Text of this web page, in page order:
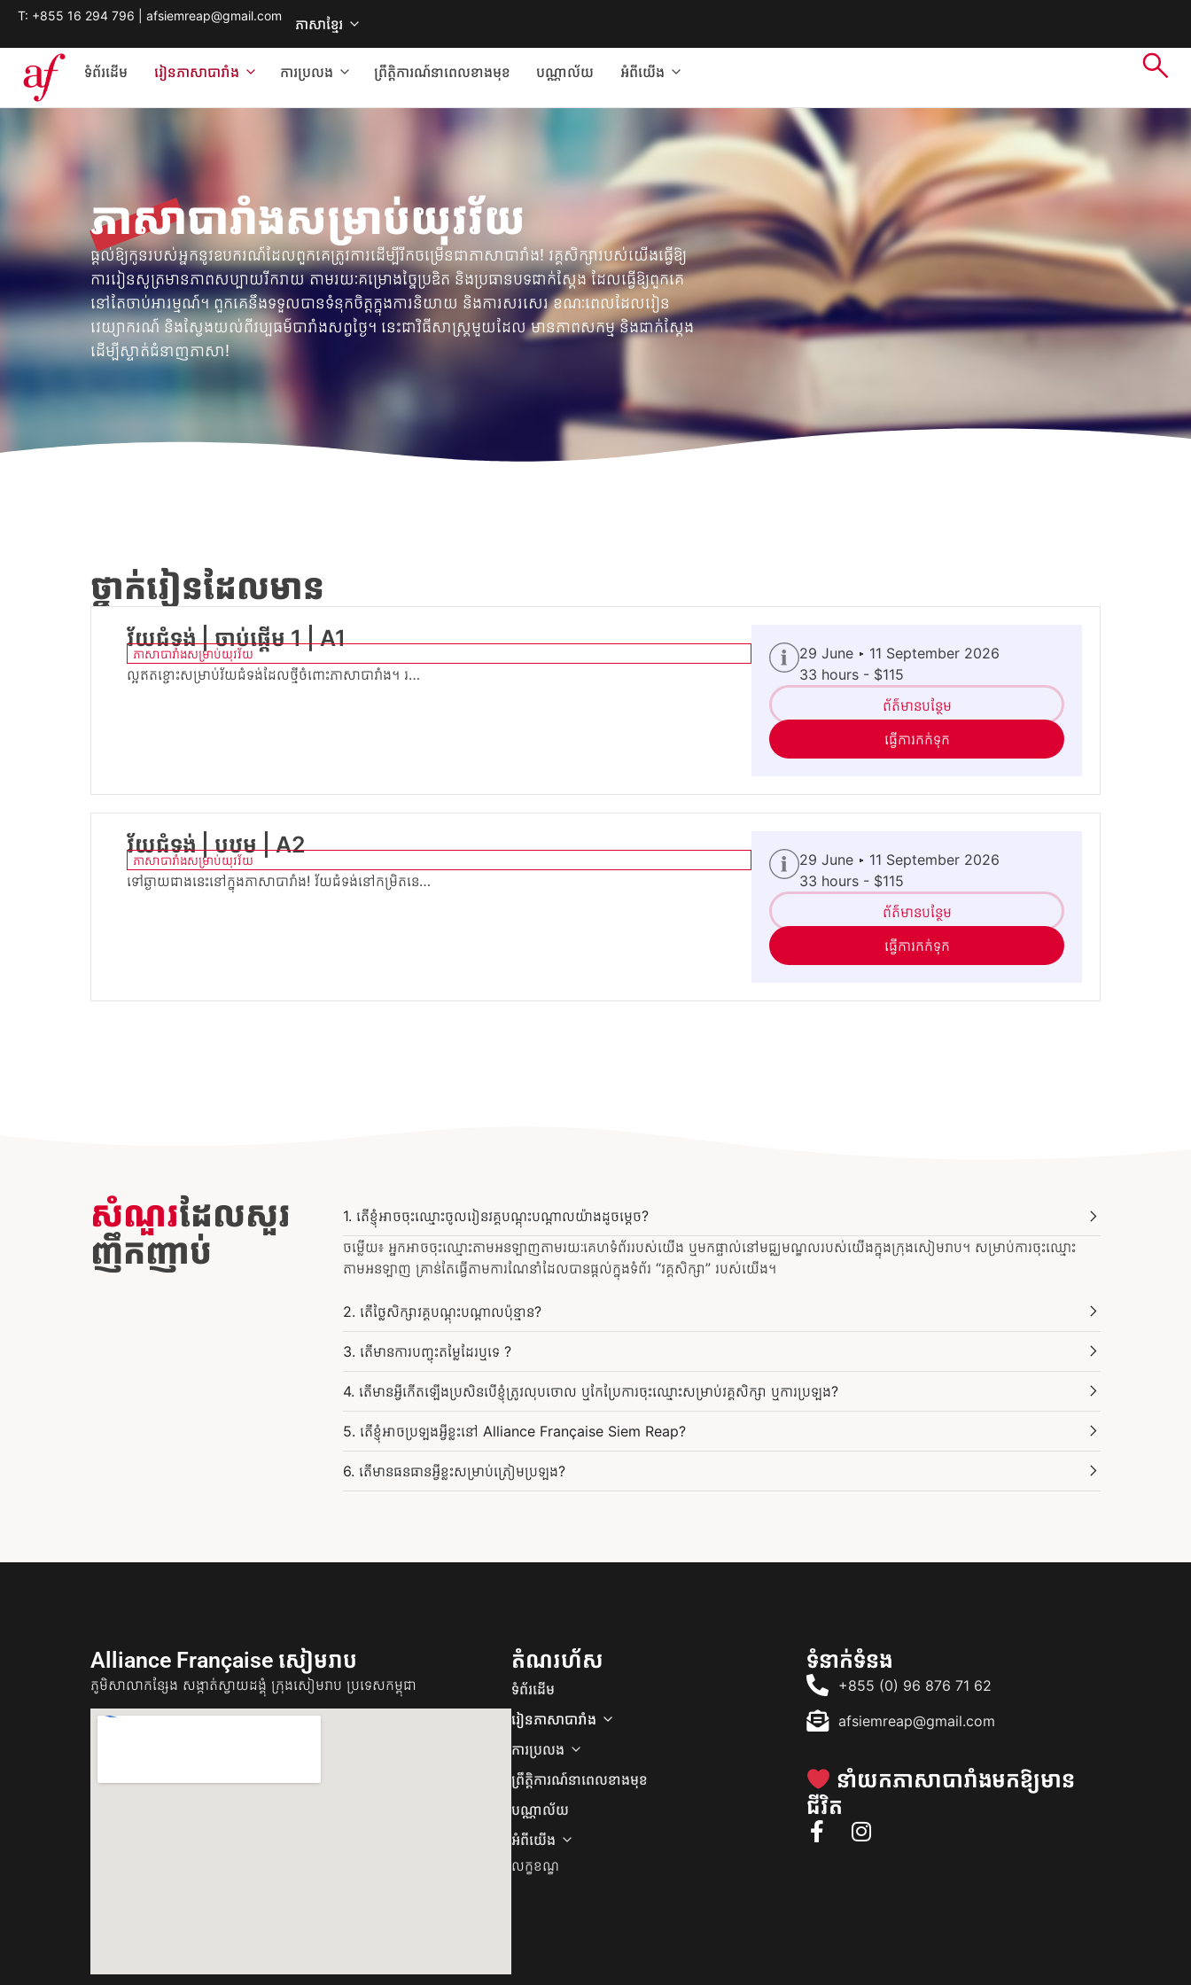
T: +855 16 294 796 | afsiemreap@gmail.com ភាសាខ្មែរ
ទំព័រដើម រៀនភាសាបារាំង ការប្រលង ព្រឹត្តិការណ៍នាពេលខាងមុខ បណ្ណាល័យ អំពីយើង
ភាសាបារាំងសម្រាប់យុវវ័យ
ផ្តល់ឱ្យកូនរបស់អ្នកនូវឧបករណ៍ដែលពួកគេត្រូវការដើម្បីរីកចម្រើនជាភាសាបារាំង! វគ្គសិក្សារបស់យើងធ្វើឱ្យ
ការរៀនសូត្រមានភាពសប្បាយរីករាយ តាមរយៈគម្រោងច្នៃប្រឌិត និងប្រធានបទជាក់ស្តែង ដែលធ្វើឱ្យពួកគេ
នៅតែចាប់អារម្មណ៍។ ពួកគេនឹងទទួលបានទំនុកចិត្តក្នុងការនិយាយ និងការសរសេរ ខណៈពេលដែលរៀន
វេយ្យាករណ៍ និងស្វែងយល់ពីវប្បធម៌បារាំងសព្វថ្ងៃ។ នេះជាវិធីសាស្ត្រមួយដែល មានភាពសកម្ម និងជាក់ស្តែង
ដើម្បីស្ទាត់ជំនាញភាសា!
ថ្នាក់រៀនដែលមាន
វ័យជំទង់ | ចាប់ផ្តើម 1 | A1
ភាសាបារាំងសម្រាប់យុវវ័យ
ល្អឥតខ្ចោះសម្រាប់វ័យជំទង់ដែលថ្មីចំពោះភាសាបារាំង។ រ…
29 June ▸ 11 September 2026
33 hours - $115
ព័ត៌មានបន្ថែម
ធ្វើការកក់ទុក
វ័យជំទង់ | បឋម | A2
ភាសាបារាំងសម្រាប់យុវវ័យ
ទៅឆ្ងាយជាងនេះនៅក្នុងភាសាបារាំង! វ័យជំទង់នៅកម្រិតនេ…
29 June ▸ 11 September 2026
33 hours - $115
ព័ត៌មានបន្ថែម
ធ្វើការកក់ទុក
សំណួរដែលសួរ
ញឹកញាប់
1. តើខ្ញុំអាចចុះឈ្មោះចូលរៀនវគ្គបណ្តុះបណ្តាលយ៉ាងដូចម្តេច?
ចម្លើយ៖ អ្នកអាចចុះឈ្មោះតាមអនឡាញតាមរយៈគេហទំព័ររបស់យើង ឬមកផ្ទាល់នៅមជ្ឈមណ្ឌលរបស់យើងក្នុងក្រុងសៀមរាប។ សម្រាប់ការចុះឈ្មោះ
តាមអនឡាញ គ្រាន់តែធ្វើតាមការណែនាំដែលបានផ្តល់ក្នុងទំព័រ “វគ្គសិក្សា” របស់យើង។
2. តើថ្លៃសិក្សាវគ្គបណ្តុះបណ្តាលប៉ុន្មាន?
3. តើមានការបញ្ចុះតម្លៃដែរឬទេ ?
4. តើមានអ្វីកើតឡើងប្រសិនបើខ្ញុំត្រូវលុបចោល ឬកែប្រែការចុះឈ្មោះសម្រាប់វគ្គសិក្សា ឬការប្រឡង?
5. តើខ្ញុំអាចប្រឡងអ្វីខ្លះនៅ Alliance Française Siem Reap?
6. តើមានធនធានអ្វីខ្លះសម្រាប់ត្រៀមប្រឡង?
Alliance Française សៀមរាប
ភូមិសាលាកន្សែង សង្កាត់ស្វាយដង្គុំ​​ ក្រុងសៀមរាប ប្រទេសកម្ពុជា
តំណរហ័ស
ទំព័រដើម
រៀនភាសាបារាំង
ការប្រលង
ព្រឹត្តិការណ៍នាពេលខាងមុខ
បណ្ណាល័យ
អំពីយើង
លក្ខខណ្ឌ
ទំនាក់ទំនង
+855 (0) 96 876 71 62
afsiemreap@gmail.com
នាំយកភាសាបារាំងមកឱ្យមាន
ជីវិត